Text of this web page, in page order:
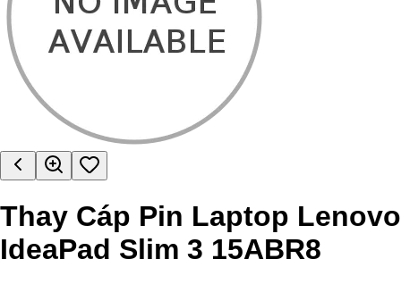
Thay Cáp Pin Laptop Lenovo
IdeaPad Slim 3 15ABR8